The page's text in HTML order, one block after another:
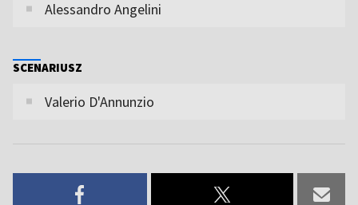
Alessandro Angelini
SCENARIUSZ
Valerio D'Annunzio